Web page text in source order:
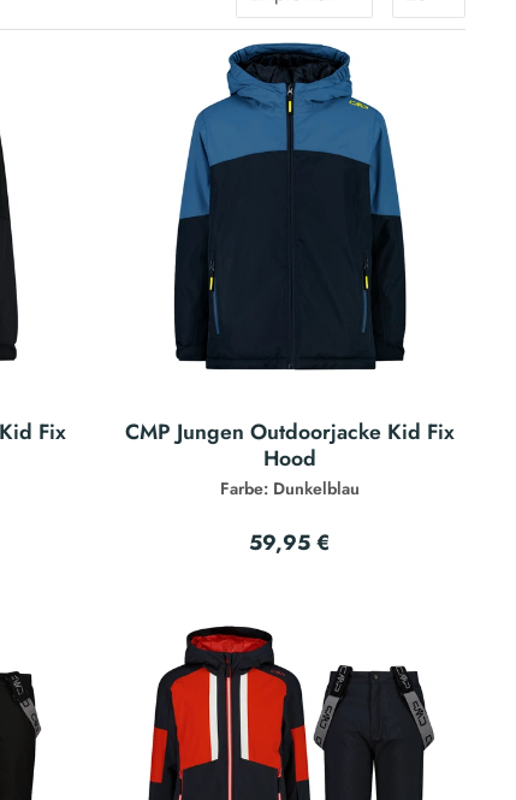
Fix
CMP Jungen Outdoorjacke Kid Fix
Hood
Farbe: Dunkelblau
59,95 €